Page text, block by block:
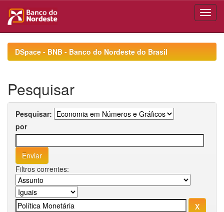
navigationDSpace - BNB - Banco do Nordeste do Brasil
Pesquisar
Pesquisar:
por
Filtros correntes: